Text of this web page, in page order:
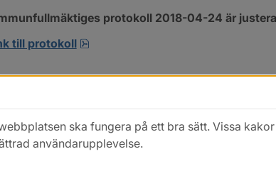
protokoll 2018-04-24 är
till protokoll
pdf, 2.9 MB, öppnas i nytt fönster.
ska fungera på ett bra sätt. Vissa
användarupplevelse.